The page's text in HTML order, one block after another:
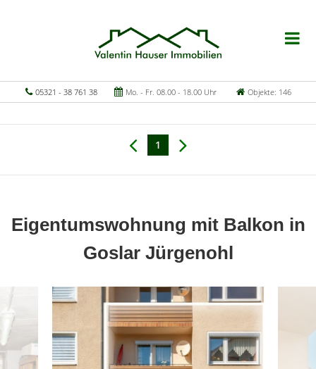
05321 - 38 761 38 Mo. - Fr. 08.00 - 18.00 Uhr Objekte: 146
1
Eigentumswohnung mit Balkon in
Goslar Jürgenohl